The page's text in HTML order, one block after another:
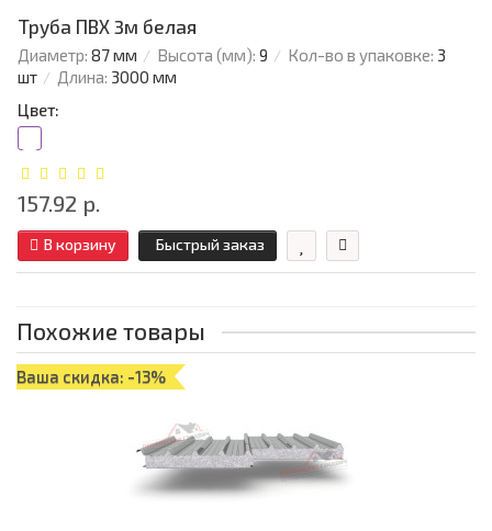
Труба ПВХ 3м белая
Диаметр: 87 мм Высота (мм): 9 Кол-во в упаковке: 3
шт
Длина: 3000 мм
Цвет:
157.92 р.
В корзину Быстрый заказ
Похожие товары
Ваша скидка: -13%